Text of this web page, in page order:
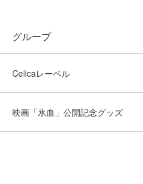
グループ
Celicaレーベル
映画「氷血」公開記念グッズ